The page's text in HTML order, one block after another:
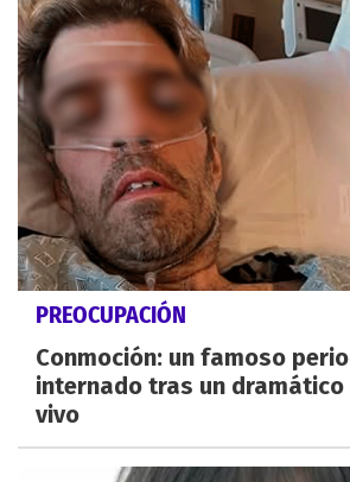
PREOCUPACIÓN
Conmoción: un famoso
internado tras un dramático
vivo